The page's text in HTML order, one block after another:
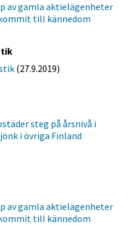
av gamla aktielägenheter
till kännedom
(27.9.2019)
steg på årsnivå i
i övriga Finland
av gamla aktielägenheter
till kännedom